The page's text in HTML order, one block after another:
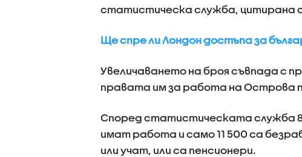
статистическа служба, цитирана
Ще спре ли Лондон достъпа за
Увеличаването на броя съвпада с
правата им за работа на Острова
Според статистическата служба
имат работа и само 11 500 са
или учат, или са пенсионери.